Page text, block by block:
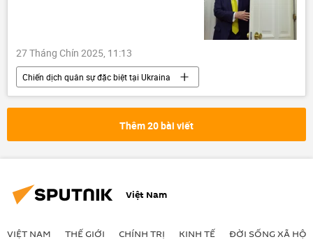
27 Tháng Chín 2025, 11:13
Chiến dịch quân sự đặc biệt tại Ukraina
Ukraina
Cuộc khủng hoảng ở Ukraina
Chính trị
Thế giới
Thêm 20 bài viết
Việt Nam
VIỆT NAM THẾ GIỚI CHÍNH TRỊ KINH TẾ ĐỜI SỐNG XÃ HỘI